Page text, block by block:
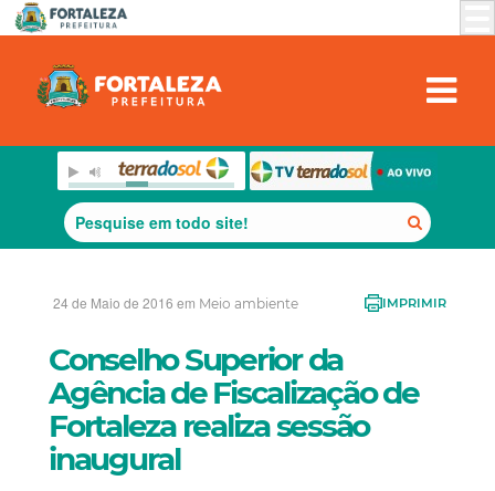
24 de Maio de 2016 em Meio ambiente IMPRIMIR
Conselho Superior da
Agência de Fiscalização de
Fortaleza realiza sessão
inaugural